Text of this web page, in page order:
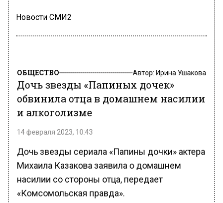
Новости СМИ2
ОБЩЕСТВО Автор:Ирина Ушакова
Дочь звезды «Папиных дочек»
обвинила отца в домашнем насилии
и алкоголизме
14 февраля 2023, 10:43
Дочь звезды сериала «Папины дочки» актера
Михаила Казакова заявила о домашнем
насилии со стороны отца, передает
«Комсомольская правда».